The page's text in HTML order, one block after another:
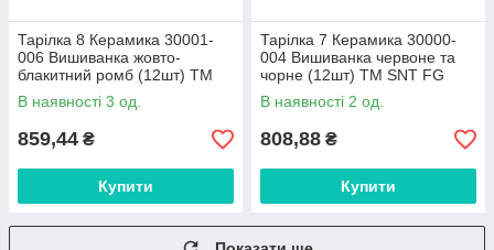
Тарілка 8 Керамика 30001-
006 Вишиванка жовто-
блакитний ромб (12шт) ТМ
SNT FG
В наявності 3 од.
859,44 ₴
Купити
Тарілка 7 Керамика 30000-
004 Вишиванка червоне та
чорне (12шт) ТМ SNT FG
В наявності 2 од.
808,88 ₴
Купити